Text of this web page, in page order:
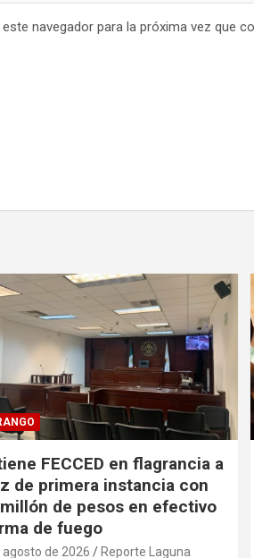
navegador para la próxima vez que
FECCED en flagrancia a
de primera instancia con
de pesos en efectivo
de fuego
agosto de 2026 Reporte Laguna